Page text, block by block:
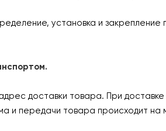
установка и закрепление
доставки товара. При
и передачи товара происходит